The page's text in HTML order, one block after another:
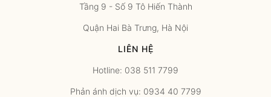
Tầng 9 - Số 9 Tô Hiến Thành
Quận Hai Bà Trưng, Hà Nội
LIÊN HỆ
Hotline: 038 511 7799
Phản ánh dịch vụ: 0934 40 7799